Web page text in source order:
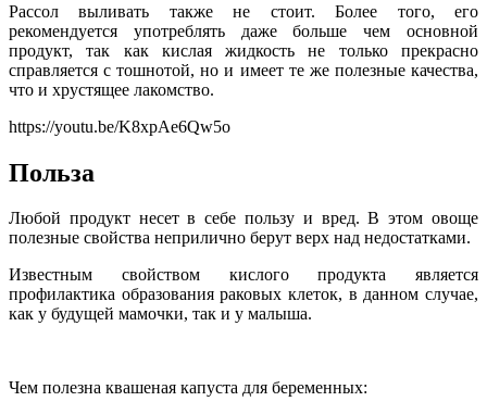
Рассол выливать также не стоит. Более того, его
рекомендуется употреблять даже больше чем основной
продукт, так как кислая жидкость не только прекрасно
справляется с тошнотой, но и имеет те же полезные качества,
что и хрустящее лакомство.
https://youtu.be/K8xpAe6Qw5o
Польза
Любой продукт несет в себе пользу и вред. В этом овоще
полезные свойства неприлично берут верх над недостатками.
Известным свойством кислого продукта является
профилактика образования раковых клеток, в данном случае,
как у будущей мамочки, так и у малыша.
Чем полезна квашеная капуста для беременных: